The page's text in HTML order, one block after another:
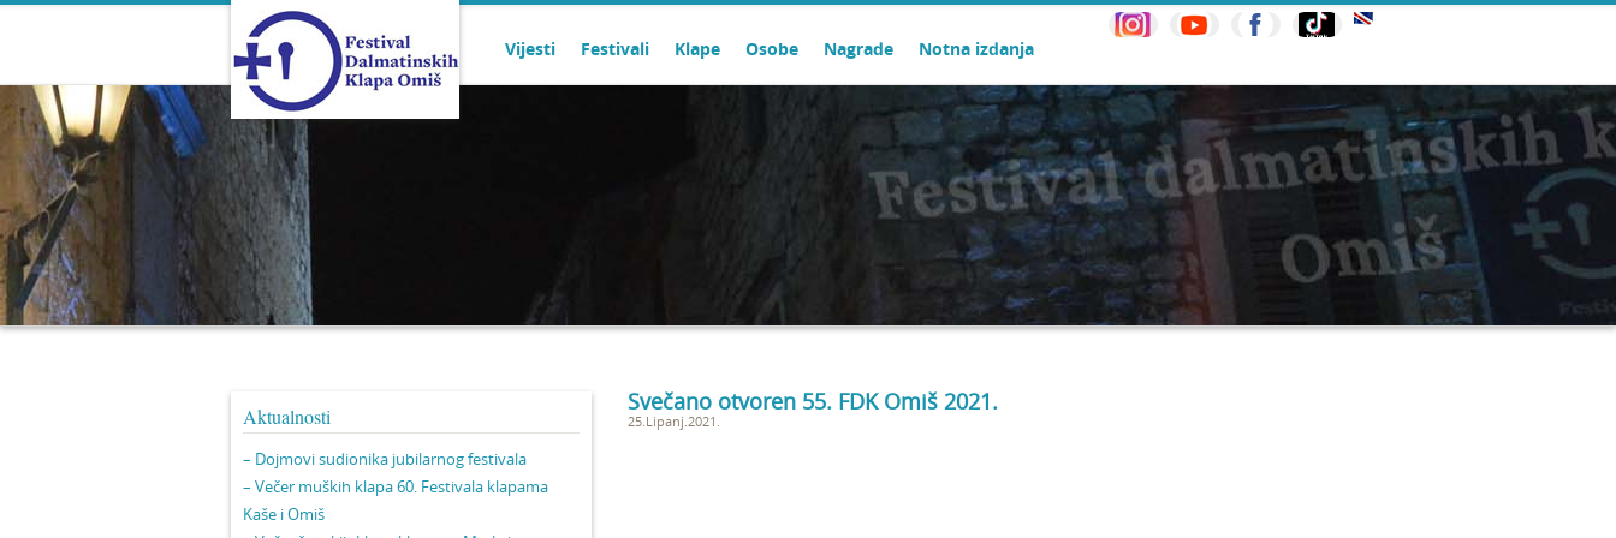
Vijesti Festivali Klape Osobe Nagrade Notna izdanja
Aktualnosti
– Dojmovi sudionika jubilarnog festivala
– Večer muških klapa 60. Festivala klapama
Kaše i Omiš
Svečano otvoren 55. FDK Omiš 2021.
25.Lipanj.2021.